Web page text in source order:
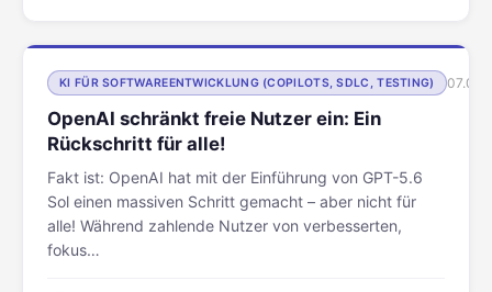
KI FÜR SOFTWAREENTWICKLUNG (COPILOTS, SDLC, TESTING)
OpenAI schränkt freie Nutzer ein: Ein
Rückschritt für alle!
Fakt ist: OpenAI hat mit der Einführung von GPT-5.6
Sol einen massiven Schritt gemacht – aber nicht für
alle! Während zahlende Nutzer von verbesserten,
fokus…